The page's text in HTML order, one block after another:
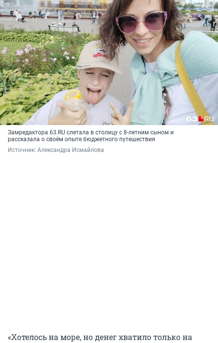
Замредактора 63.RU слетала в столицу с 8-летним сыном и
рассказала о своём опыте бюджетного путешествия
Источник: Александра Исмайлова
«Хотелось на море, но денег хватило только на